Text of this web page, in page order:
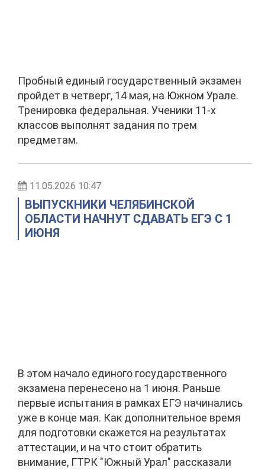
Пробный единый государственный экзамен
пройдет в четверг, 14 мая, на Южном Урале.
Тренировка федеральная. Ученики 11-х
классов выполнят задания по трем
предметам.
11.05.2026 10:47
ВЫПУСКНИКИ ЧЕЛЯБИНСКОЙ
ОБЛАСТИ НАЧНУТ СДАВАТЬ ЕГЭ С 1
ИЮНЯ
В этом начало единого государственного
экзамена перенесено на 1 июня. Раньше
первые испытания в рамках ЕГЭ начинались
уже в конце мая. Как дополнительное время
для подготовки скажется на результатах
аттестации, и на что стоит обратить
внимание, ГТРК "Южный Урал" рассказали